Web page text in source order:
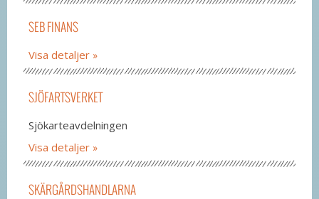
SEB FINANS
Visa detaljer
SJÖFARTSVERKET
Sjökarteavdelningen
Visa detaljer
SKÄRGÅRDSHANDLARNA